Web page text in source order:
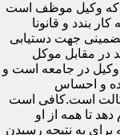
که وکیل موظف است
بندد و قانونا
جهت دستیابی
در مقابل موکل
وکیل در جامعه است و
و احساس
است.کافی است
تا همه از او
برای به نتیجه رسیدن